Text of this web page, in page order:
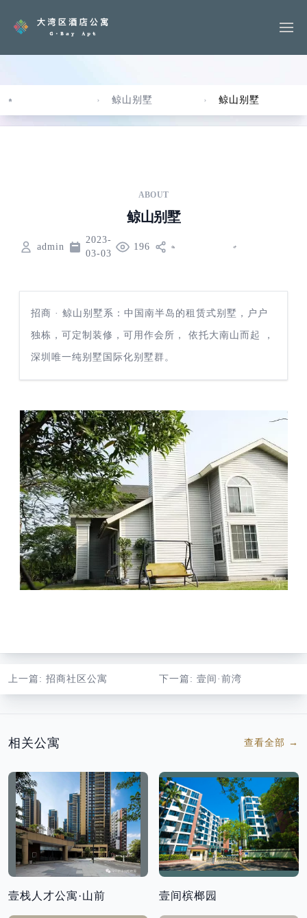
鲸山别墅 鲸山别墅
ABOUT
鲸山别墅
admin
2023-
03-03
196
招商 · 鲸山别墅系：中国南半岛的租赁式别墅，户户
独栋，可定制装修，可用作会所， 依托大南山而起 ，
深圳唯一纯别墅国际化别墅群。
上一篇 : 招商社区公寓 下一篇 : 壹间·前湾
相关公寓 查看全部 →
壹栈人才公寓·山前 壹间槟榔园